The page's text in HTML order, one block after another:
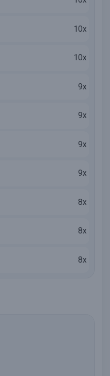
10x
10x
9x
9x
9x
9x
8x
8x
8x